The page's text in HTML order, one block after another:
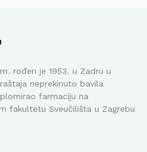
rođen je 1953. u Zadru u
neprekinuto bavila
farmaciju na
fakultetu Sveučilišta u Zagrebu